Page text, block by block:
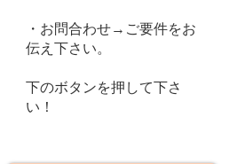
・お問合わせ→ご要件をお
伝え下さい。
下のボタンを押して下さ
い！